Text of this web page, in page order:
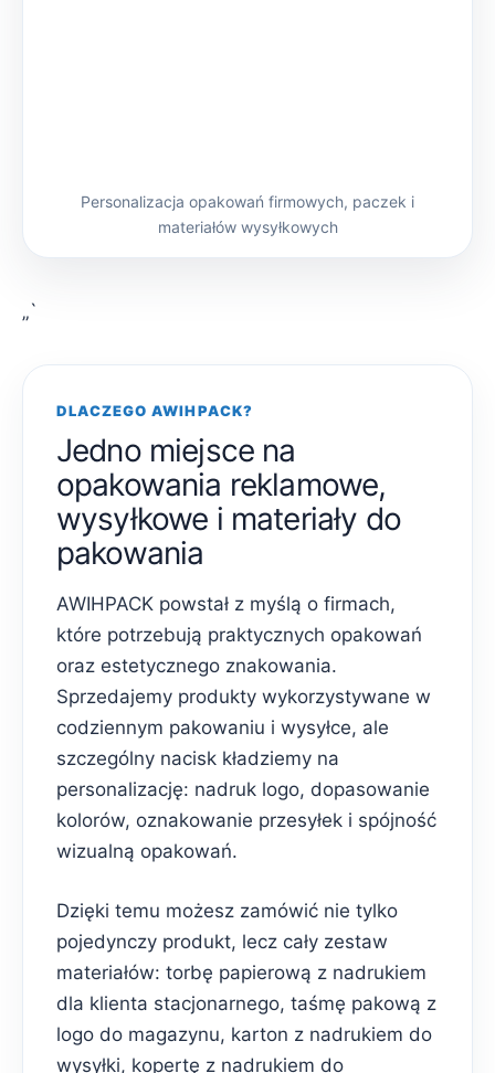
Personalizacja opakowań firmowych, paczek i
materiałów wysyłkowych
„`
DLACZEGO AWIHPACK?
Jedno miejsce na
opakowania reklamowe,
wysyłkowe i materiały do
pakowania
AWIHPACK powstał z myślą o firmach,
które potrzebują praktycznych opakowań
oraz estetycznego znakowania.
Sprzedajemy produkty wykorzystywane w
codziennym pakowaniu i wysyłce, ale
szczególny nacisk kładziemy na
personalizację: nadruk logo, dopasowanie
kolorów, oznakowanie przesyłek i spójność
wizualną opakowań.
Dzięki temu możesz zamówić nie tylko
pojedynczy produkt, lecz cały zestaw
materiałów: torbę papierową z nadrukiem
dla klienta stacjonarnego, taśmę pakową z
logo do magazynu, karton z nadrukiem do
wysyłki, kopertę z nadrukiem do